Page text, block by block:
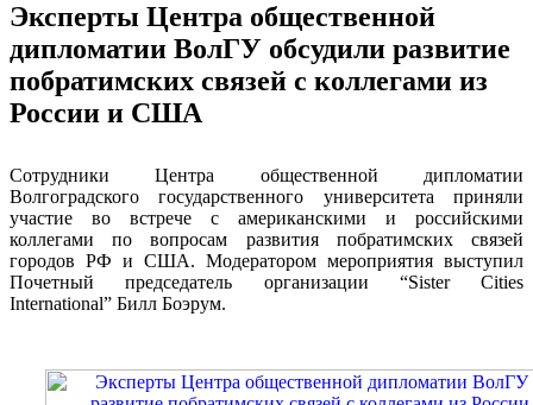
Эксперты Центра общественной
дипломатии ВолГУ обсудили развитие
побратимских связей с коллегами из
России и США
Сотрудники Центра общественной дипломатии
Волгоградского государственного университета приняли
участие во встрече с американскими и российскими
коллегами по вопросам развития побратимских связей
городов РФ и США. Модератором мероприятия выступил
Почетный председатель организации “Sister Cities
International” Билл Боэрум.